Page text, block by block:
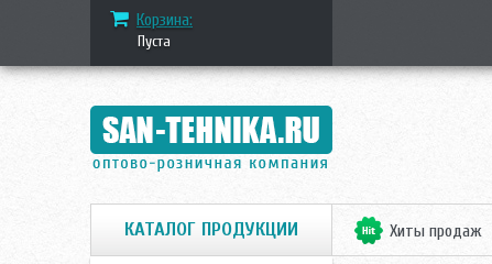
Корзина:
Пуста
КАТАЛОГ ПРОДУКЦИИ Хиты продаж